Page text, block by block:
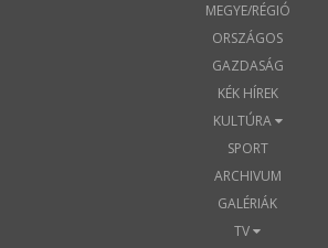
MEGYE/RÉGIÓ
ORSZÁGOS
GAZDASÁG
KÉK HÍREK
KULTÚRA
SPORT
ARCHIVUM
GALÉRIÁK
TV